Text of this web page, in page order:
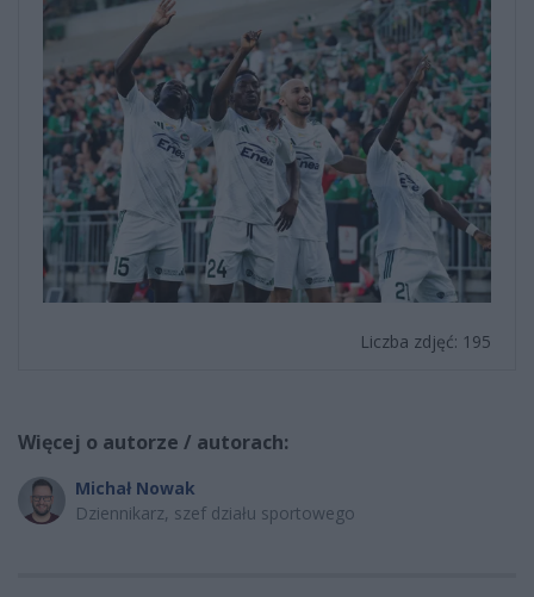
Liczba zdjęć: 195
Więcej o autorze / autorach:
Michał Nowak
Dziennikarz, szef działu sportowego